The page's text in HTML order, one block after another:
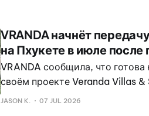
VRANDA начнёт
на Пхукете в июле
VRANDA сообщила, что готова
своём проекте Veranda Villas
объём продаж превысил 550
JASON K. 07 JUL 2026